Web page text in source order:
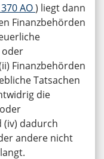
AO) liegt dann
Finanzbehörden
oder
Finanzbehörden
Tatsachen
die
dadurch
andere nicht